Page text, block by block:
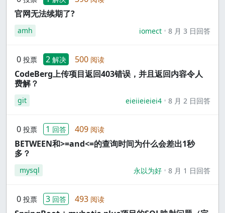
官网无法续期了?
amh iomect 8 月 3 日回答
0 投票 2 解决 500 阅读
CodeBerg上传项目返回403错误，并且返回内容令人
费解？
git eieiieieiei4 8 月 2 日回答
0 投票 1 回答 409 阅读
BETWEEN和>=and<=的查询时间为什么会差出1秒
多？
mysql 永以为好 8 月 1 日回答
0 投票 3 回答 493 阅读